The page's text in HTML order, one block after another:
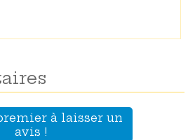
à laisser un
avis !